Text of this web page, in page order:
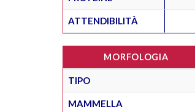
ATTENDIBILITÀ
MORFOLOGIA
TIPO
MAMMELLA